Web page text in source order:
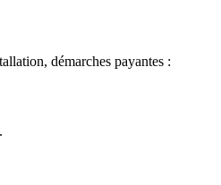
démarches payantes :